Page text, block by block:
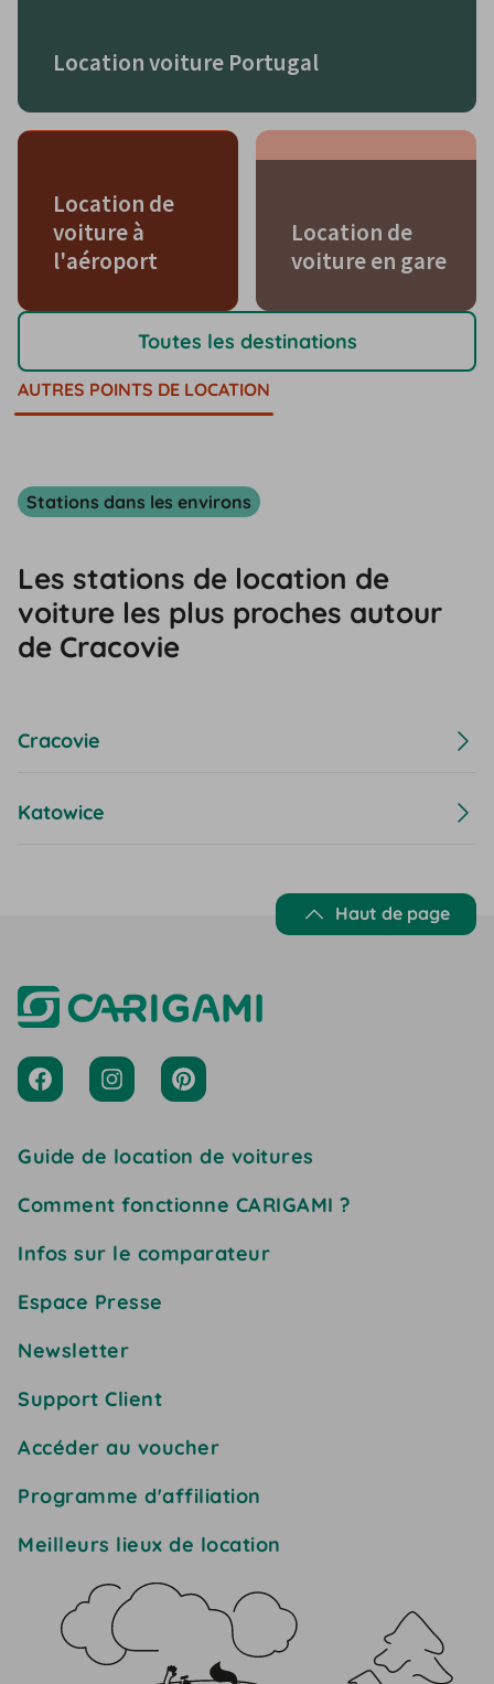
Location voiture Portugal
Location de
voiture à
l'aéroport
Location de
voiture en gare
Toutes les destinations
AUTRES POINTS DE LOCATION
Stations dans les environs
Les stations de location de
voiture les plus proches autour
de Cracovie
Cracovie
Katowice
Haut de page
Guide de location de voitures
Comment fonctionne CARIGAMI ?
Infos sur le comparateur
Espace Presse
Newsletter
Support Client
Accéder au voucher
Programme d'affiliation
Meilleurs lieux de location